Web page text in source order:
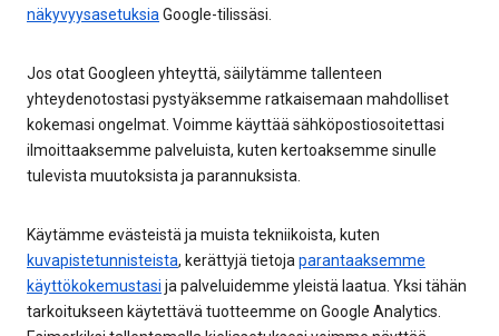
näkyvyysasetuksiaGoogle-tilissäsi.
Jos otat Googleen yhteyttä, säilytämme tallenteen
yhteydenotostasi pystyäksemme ratkaisemaan mahdolliset
kokemasi ongelmat. Voimme käyttää sähköpostiosoitettasi
ilmoittaaksemme palveluista, kuten kertoaksemme sinulle
tulevista muutoksista ja parannuksista.
Käytämme evästeistä ja muista tekniikoista, kuten
kuvapistetunnisteista, kerättyjä tietojaparantaaksemme
käyttökokemustasi ja palveluidemme yleistä laatua. Yksi tähän
tarkoitukseen käytettävä tuotteemme on Google Analytics.